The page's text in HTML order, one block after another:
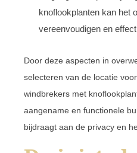
knoflookplanten kan het
vereenvoudigen en
Door deze aspecten in
selecteren van de locatie
windbrekers met
aangename en functionele
bijdraagt aan de privacy en